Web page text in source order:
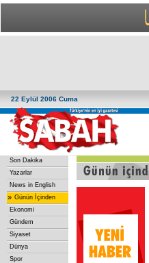
22 Eylül 2006 Cuma
Son Dakika
Yazarlar
News in English
» Günün İçinden
Ekonomi
Gündem
Siyaset
Dünya
Spor